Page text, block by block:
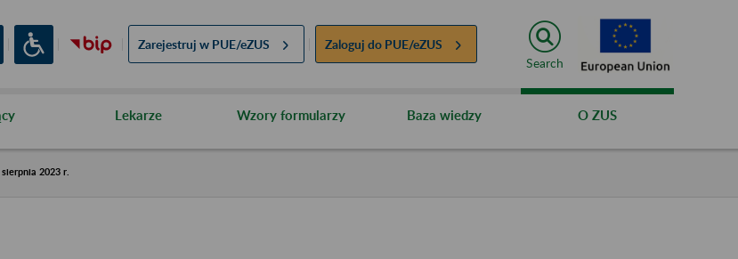
Zarejestruj w PUE/eZUS Zaloguj do PUE/eZUS
Search
Lekarze Wzory formularzy Baza wiedzy O ZUS
2023 r.